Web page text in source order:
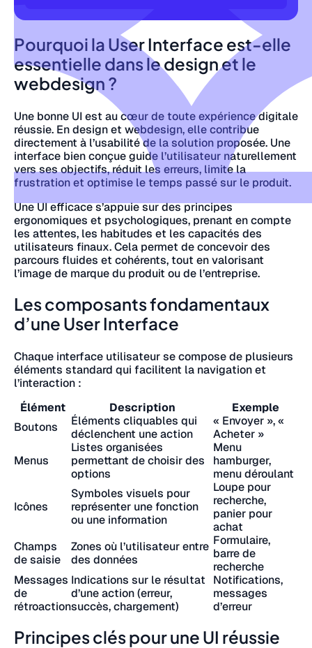
Pourquoi la User Interface est-elle
essentielle dans le design et le
webdesign ?
Une bonne UI est au cœur de toute expérience digitale
réussie. En design et webdesign, elle contribue
directement à l’usabilité de la solution proposée. Une
interface bien conçue guide l’utilisateur naturellement
vers ses objectifs, réduit les erreurs, limite la
frustration et optimise le temps passé sur le produit.
Une UI efficace s’appuie sur des principes
ergonomiques et psychologiques, prenant en compte
les attentes, les habitudes et les capacités des
utilisateurs finaux. Cela permet de concevoir des
parcours fluides et cohérents, tout en valorisant
l’image de marque du produit ou de l’entreprise.
Les composants fondamentaux
d’une User Interface
Chaque interface utilisateur se compose de plusieurs
éléments standard qui facilitent la navigation et
l’interaction :
Élément
Description
Exemple
Boutons
Éléments cliquables qui
déclenchent une action
« Envoyer », «
Acheter »
Menus
Listes organisées
permettant de choisir des
options
Menu
hamburger,
menu déroulant
Icônes
Symboles visuels pour
représenter une fonction
ou une information
Loupe pour
recherche,
panier pour
achat
Champs
de saisie
Zones où l’utilisateur entre
des données
Formulaire,
barre de
recherche
Messages
de
rétroaction
Indications sur le résultat
d’une action (erreur,
succès, chargement)
Notifications,
messages
d’erreur
Principes clés pour une UI réussie